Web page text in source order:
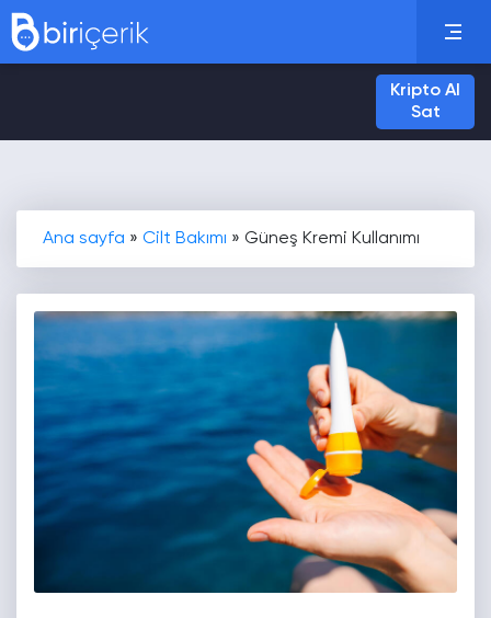
Kripto Al
Sat
Ana sayfa » Cilt Bakımı » Güneş Kremi Kullanımı